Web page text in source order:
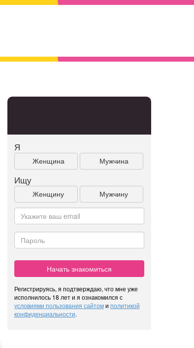
Я
Женщина Мужчина
Ищу
Женщину Мужчину
Начать знакомиться
Регистрируясь, я подтверждаю, что мне уже
исполнилось 18 лет и я ознакомился с
условиями пользования сайтоми политикой
конфиденциальности.